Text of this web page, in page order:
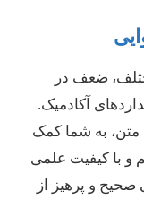
ضعف در
آکادمیک.
به شما کمک
کیفیت علمی
و پرهیز از